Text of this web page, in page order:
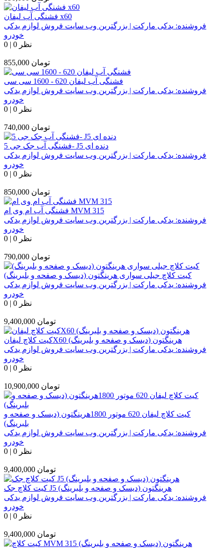
فشنگی آب لیفان x60
فروشنده: یدکی مارکت | بزرگترین وب سایت فروش لوازم یدکی
خودرو
0 | 0 نظر
855,000 تومان
فشنگی آب لیفان 620 - 1600 سی سی
فروشنده: یدکی مارکت | بزرگترین وب سایت فروش لوازم یدکی
خودرو
0 | 0 نظر
740,000 تومان
فشنگی آب جک جی 5- J5 دنده ای
فروشنده: یدکی مارکت | بزرگترین وب سایت فروش لوازم یدکی
خودرو
0 | 0 نظر
850,000 تومان
فشنگی آب ام وی ام MVM 315
فروشنده: یدکی مارکت | بزرگترین وب سایت فروش لوازم یدکی
خودرو
0 | 0 نظر
790,000 تومان
کیت کلاچ جیلی سواری هرینگتون (دیسک و صفحه و بلبرینگ)
فروشنده: یدکی مارکت | بزرگترین وب سایت فروش لوازم یدکی
خودرو
0 | 0 نظر
9,400,000 تومان
کیت کلاچ لیفانX60 هرینگتون (دیسک و صفحه و بلبرینگ)
فروشنده: یدکی مارکت | بزرگترین وب سایت فروش لوازم یدکی
خودرو
0 | 0 نظر
10,900,000 تومان
کیت کلاچ لیفان 620 موتور 1800هرینگتون (دیسک و صفحه و
بلبرینگ)
فروشنده: یدکی مارکت | بزرگترین وب سایت فروش لوازم یدکی
خودرو
0 | 0 نظر
9,400,000 تومان
کیت کلاچ جک J5 هرینگتون (دیسک و صفحه و بلبرینگ)
فروشنده: یدکی مارکت | بزرگترین وب سایت فروش لوازم یدکی
خودرو
0 | 0 نظر
9,400,000 تومان